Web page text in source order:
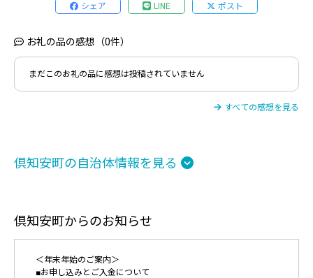
シェア LINE ポスト
お礼の品の感想（0件）
まだこのお礼の品に感想は投稿されていません
すべての感想を見る
倶知安町の自治体情報を見る
倶知安町からのお知らせ
＜年末年始のご案内＞
■お申し込みとご入金について